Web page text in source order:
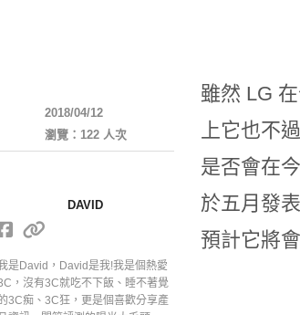
雖然 LG
上它也不
是否會在
於五月發
預計它將
2018/04/12
瀏覽：122 人次
DAVID
是David，David是我!我是個熱愛
，沒有3C就吃不下飯、睡不著覺
的3C痴、3C狂，更是個喜歡分享產